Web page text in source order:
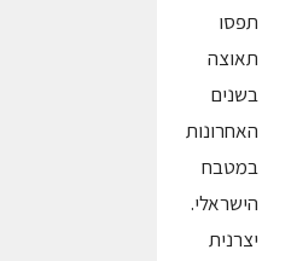
תפסו
תאוצה
בשנים
האחרונות
במטבח
הישראלי.
יצרנית